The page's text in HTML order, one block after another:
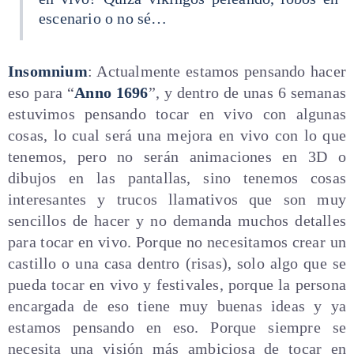
escenario o no sé…
Insomnium: Actualmente estamos pensando hacer
eso para “Anno 1696”, y dentro de unas 6 semanas
estuvimos pensando tocar en vivo con algunas
cosas, lo cual será una mejora en vivo con lo que
tenemos, pero no serán animaciones en 3D o
dibujos en las pantallas, sino tenemos cosas
interesantes y trucos llamativos que son muy
sencillos de hacer y no demanda muchos detalles
para tocar en vivo. Porque no necesitamos crear un
castillo o una casa dentro (risas), solo algo que se
pueda tocar en vivo y festivales, porque la persona
encargada de eso tiene muy buenas ideas y ya
estamos pensando en eso. Porque siempre se
necesita una visión más ambiciosa de tocar en